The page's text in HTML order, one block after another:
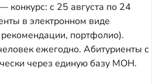
конкурс: с 25 августа по 24
в электронном виде
портфолио).
ежегодно. Абитуриенты с
через единую базу МОН.